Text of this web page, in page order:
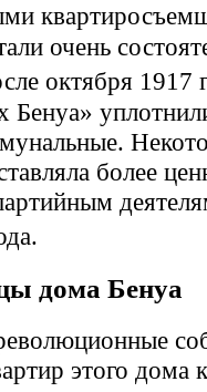
очень
октября 1917
Бенуа»
более
дома Бенуа
этого дома